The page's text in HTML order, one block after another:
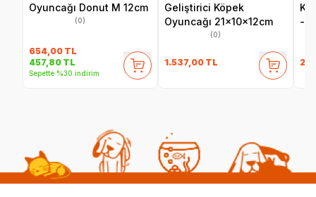
Oyuncağı Donut M 12cm
(0)
654,00 TL
457,80 TL
Sepette %30 indirim
Geliştirici Köpek
Oyuncağı 21x10x12cm
(0)
1.537,00 TL
-